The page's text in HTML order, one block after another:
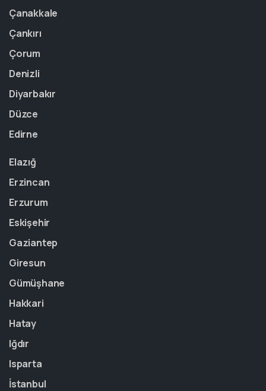
Çanakkale
Çankırı
Çorum
Denizli
Diyarbakır
Düzce
Edirne
Elazığ
Erzincan
Erzurum
Eskişehir
Gaziantep
Giresun
Gümüşhane
Hakkari
Hatay
Iğdır
Isparta
İstanbul